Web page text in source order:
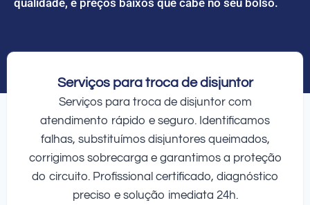
Serviços para troca de disjuntor
Serviços para troca de disjuntor com
atendimento rápido e seguro. Identificamos
falhas, substituímos disjuntores queimados,
corrigimos sobrecarga e garantimos a proteção
do circuito. Profissional certificado, diagnóstico
preciso e solução imediata 24h.